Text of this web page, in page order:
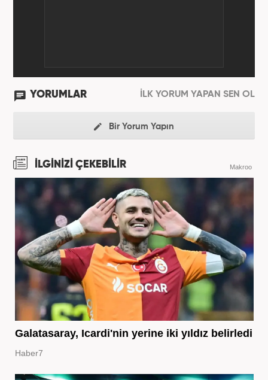
YORUMLAR İLK YORUM YAPAN SEN OL
Bir Yorum Yapın
İLGİNİZİ ÇEKEBİLİR Makroo
Galatasaray, Icardi'nin yerine iki yıldız belirledi
Haber7